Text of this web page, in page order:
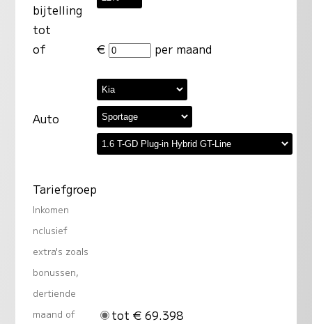
bijtelling
tot
of
€ per maand
Auto
Tariefgroep
Inkomen
nclusief
extra's zoals
bonussen,
dertiende
maand of
tot € 69.398